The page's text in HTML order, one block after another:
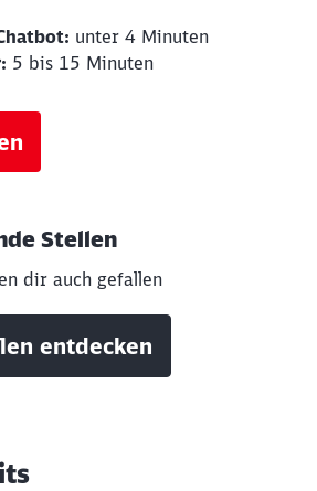
unter 4 Minuten
5 bis 15 Minuten
Stellen
dir auch gefallen
entdecken